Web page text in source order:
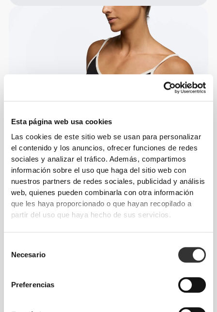
Esta página web usa cookies
Las cookies de este sitio web se usan para personalizar
el contenido y los anuncios, ofrecer funciones de redes
sociales y analizar el tráfico. Además, compartimos
información sobre el uso que haga del sitio web con
nuestros partners de redes sociales, publicidad y análisis
web, quienes pueden combinarla con otra información
que les haya proporcionado o que hayan recopilado a
partir del uso que haya hecho de sus servicios.
Necesario
Preferencias
Información y cuidados